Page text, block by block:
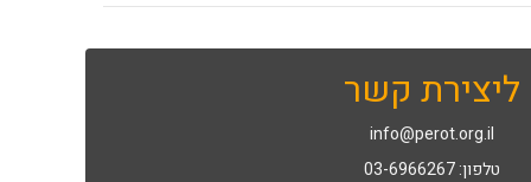
ליצירת קשר
info@perot.org.il
טלפון: 03-6966267